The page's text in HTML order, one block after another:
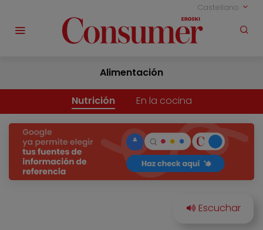
Castellano
Alimentación
Nutrición En la cocina